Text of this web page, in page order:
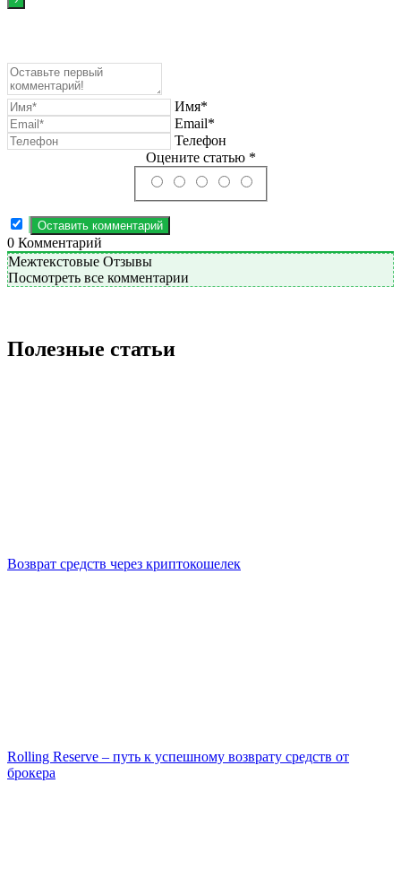
Имя*
Email*
Телефон
Оцените статью *
0 Комментарий
Межтекстовые Отзывы
Посмотреть все комментарии
Полезные статьи
Возврат средств через криптокошелек
Rolling Reserve – путь к успешному возврату средств от
брокера